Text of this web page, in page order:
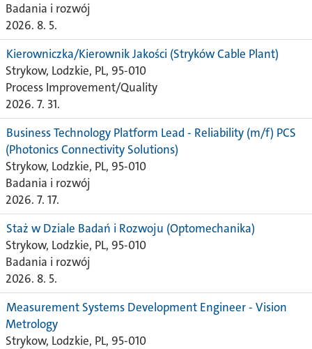
Badania i rozwój
2026. 8. 5.
Kierowniczka/Kierownik Jakości (Stryków Cable Plant)
Strykow, Lodzkie, PL, 95-010
Process Improvement/Quality
2026. 7. 31.
Business Technology Platform Lead - Reliability (m/f) PCS
(Photonics Connectivity Solutions)
Strykow, Lodzkie, PL, 95-010
Badania i rozwój
2026. 7. 17.
Staż w Dziale Badań i Rozwoju (Optomechanika)
Strykow, Lodzkie, PL, 95-010
Badania i rozwój
2026. 8. 5.
Measurement Systems Development Engineer - Vision
Metrology
Strykow, Lodzkie, PL, 95-010